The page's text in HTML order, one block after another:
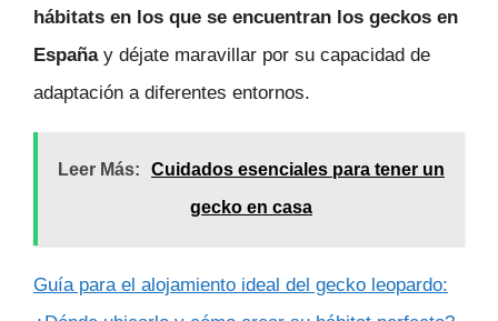
hábitats en los que se encuentran los geckos en
Españay déjate maravillar por su capacidad de
adaptación a diferentes entornos.
Leer Más:
Cuidados esenciales para tener un
gecko en casa
Guía para el alojamiento ideal del gecko leopardo: